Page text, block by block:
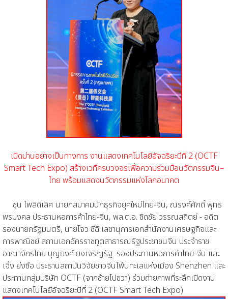
เปิดม่านอย่างเป็นทางการ งานแสดงเทคโนโลยีอัจฉริยะปีที่ 2 (OCTF
Smart Tech Expo) สร้างเวทีครบวงจรเพื่อความร่วมมือนวัตกรรมจีน–
ไทย พร้อมแสดงนวัตกรรมแห่งโลกอนาคต
ชุน ไพลิดีเลิศ นายกสมาคมนักธุรกิจยุคใหม่ไทย-จีน, ณรงค์ศักดิ์ พุทธ
พรมงคล ประธานหอการค้าไทย-จีน, พล.ต.อ. ชิดชัย วรรณสถิตย์ - อดีต
รองนายกรัฐมนตรี, นายโจว ซีฉี เลขานุการเอกสำนักงานเศรษฐกิจและ
การพาณิชย์ สถานเอกอัครราชทูตสาธารณรัฐประชาชนจีน ประจำราช
อาณาจักรไทย บุญยงค์ ยงเจริญรัฐ รองประทานหอการค้าไทย-จีน และ
เจิ้ง ย่งซือ ประธานสถาบันวิจัยชาวจีนโพ้นทะเลแห่งเมือง Shenzhen และ
ประทานกลุ่มบริษัท OCTF (จากซ้ายไปขวา) ร่วมถ่ายภาพที่ระลึกเปิดงาน
แสดงเทคโนโลยีอัจฉริยะปีที่ 2 (OCTF Smart Tech Expo)